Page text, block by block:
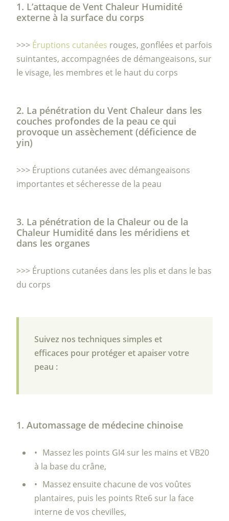
1. L’attaque de Vent Chaleur Humidité
externe à la surface du corps
>>> Éruptions cutanées rouges, gonflées et parfois
suintantes, accompagnées de démangeaisons, sur
le visage, les membres et le haut du corps
2. La pénétration du Vent Chaleur dans les
couches profondes de la peau ce qui
provoque un assèchement (déficience de
yin)
>>> Éruptions cutanées avec démangeaisons
importantes et sécheresse de la peau
3. La pénétration de la Chaleur ou de la
Chaleur Humidité dans les méridiens et
dans les organes
>>> Éruptions cutanées dans les plis et dans le bas
du corps
Suivez nos techniques simples et
efficaces pour protéger et apaiser votre
peau :
1. Automassage de médecine chinoise
Massez les points GI4 sur les mains et VB20
à la base du crâne,
Massez ensuite chacune de vos voûtes
plantaires, puis les points Rte6 sur la face
interne de vos chevilles,